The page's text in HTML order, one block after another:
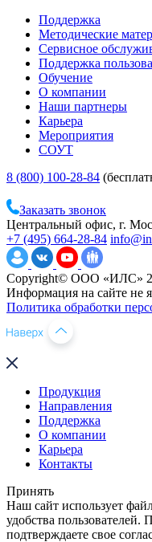
Поддержка
Методические
Сервисное
Поддержка
Обучение
О компании
Наши партнеры
Карьера
Мероприятия
СОУТ
8 (800) 100-28-84
Заказать звонок
Центральный офис, г.
+7 (495) 664-28-84
Copyright© ООО «ИЛС»
Информация на сайте не
Политика обработки
Продукция
Направления
Поддержка
О компании
Карьера
Контакты
Принять
Наш сайт использует
удобства пользователей.
подтверждаете свое